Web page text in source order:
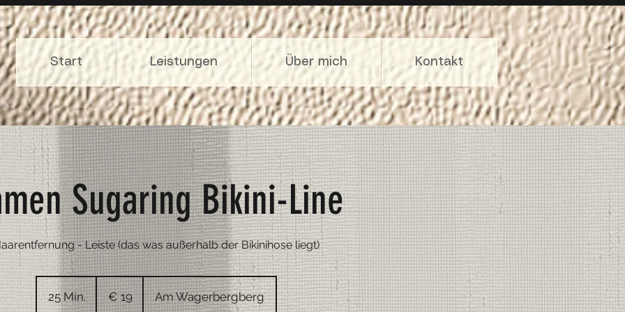
Start Leistungen Über mich Kontakt
Sugaring Bikini-Line
- Leiste (das was außerhalb der Bikinihose liegt)
25 Min.2
19
Euro
€ 19 Am Wagerbergberg